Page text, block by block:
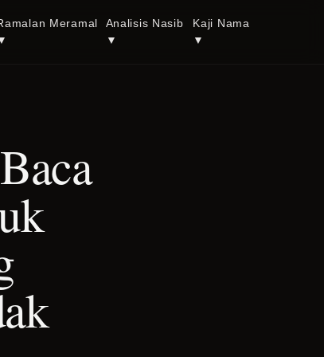
Meramal
Analisis Nasib
▼
Kaji Nama
▼